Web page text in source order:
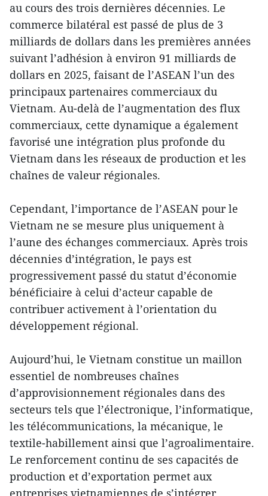
au cours des trois dernières décennies. Le
commerce bilatéral est passé de plus de 3
milliards de dollars dans les premières années
suivant l’adhésion à environ 91 milliards de
dollars en 2025, faisant de l’ASEAN l’un des
principaux partenaires commerciaux du
Vietnam. Au-delà de l’augmentation des flux
commerciaux, cette dynamique a également
favorisé une intégration plus profonde du
Vietnam dans les réseaux de production et les
chaînes de valeur régionales.
Cependant, l’importance de l’ASEAN pour le
Vietnam ne se mesure plus uniquement à
l’aune des échanges commerciaux. Après trois
décennies d’intégration, le pays est
progressivement passé du statut d’économie
bénéficiaire à celui d’acteur capable de
contribuer activement à l’orientation du
développement régional.
Aujourd’hui, le Vietnam constitue un maillon
essentiel de nombreuses chaînes
d’approvisionnement régionales dans des
secteurs tels que l’électronique, l’informatique,
les télécommunications, la mécanique, le
textile-habillement ainsi que l’agroalimentaire.
Le renforcement continu de ses capacités de
production et d’exportation permet aux